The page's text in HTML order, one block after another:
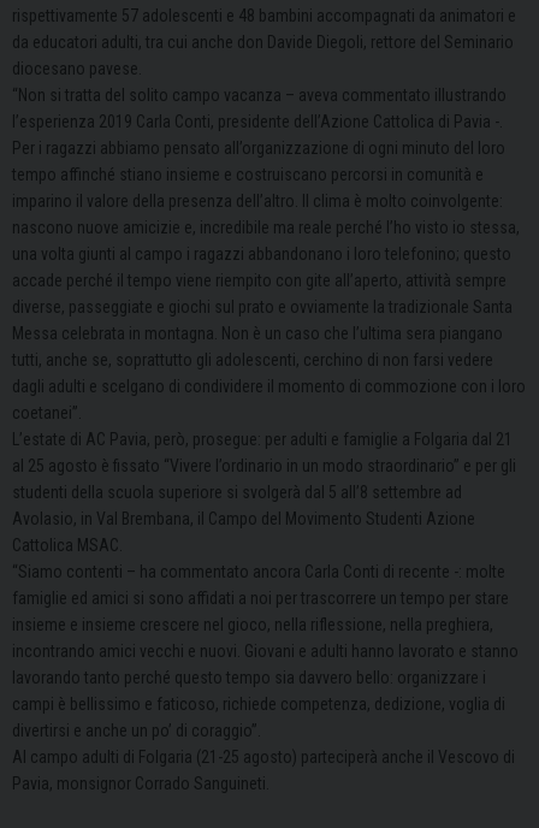
rispettivamente 57 adolescenti e 48 bambini accompagnati da animatori e
da educatori adulti, tra cui anche don Davide Diegoli, rettore del Seminario
diocesano pavese.
“Non si tratta del solito campo vacanza – aveva commentato illustrando
l’esperienza 2019 Carla Conti, presidente dell’Azione Cattolica di Pavia -.
Per i ragazzi abbiamo pensato all’organizzazione di ogni minuto del loro
tempo affinché stiano insieme e costruiscano percorsi in comunità e
imparino il valore della presenza dell’altro. Il clima è molto coinvolgente:
nascono nuove amicizie e, incredibile ma reale perché l’ho visto io stessa,
una volta giunti al campo i ragazzi abbandonano i loro telefonino; questo
accade perché il tempo viene riempito con gite all’aperto, attività sempre
diverse, passeggiate e giochi sul prato e ovviamente la tradizionale Santa
Messa celebrata in montagna. Non è un caso che l’ultima sera piangano
tutti, anche se, soprattutto gli adolescenti, cerchino di non farsi vedere
dagli adulti e scelgano di condividere il momento di commozione con i loro
coetanei”.
L’estate di AC Pavia, però, prosegue: per adulti e famiglie a Folgaria dal 21
al 25 agosto è fissato “Vivere l’ordinario in un modo straordinario” e per gli
studenti della scuola superiore si svolgerà dal 5 all’8 settembre ad
Avolasio, in Val Brembana, il Campo del Movimento Studenti Azione
Cattolica MSAC.
“Siamo contenti – ha commentato ancora Carla Conti di recente -: molte
famiglie ed amici si sono affidati a noi per trascorrere un tempo per stare
insieme e insieme crescere nel gioco, nella riflessione, nella preghiera,
incontrando amici vecchi e nuovi. Giovani e adulti hanno lavorato e stanno
lavorando tanto perché questo tempo sia davvero bello: organizzare i
campi è bellissimo e faticoso, richiede competenza, dedizione, voglia di
divertirsi e anche un po’ di coraggio”.
Al campo adulti di Folgaria (21-25 agosto) parteciperà anche il Vescovo di
Pavia, monsignor Corrado Sanguineti.